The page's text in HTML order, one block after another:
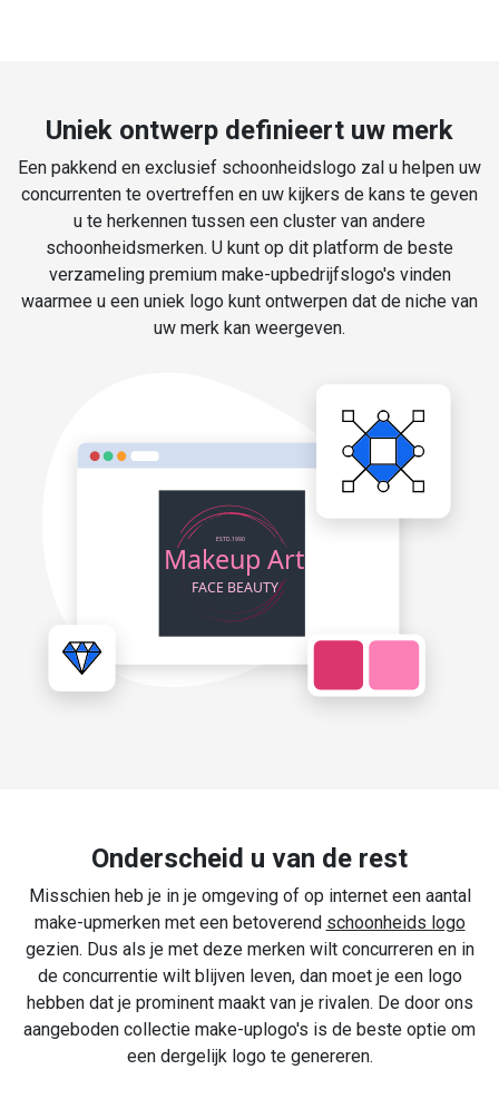
Uniek ontwerp definieert uw merk
Een pakkend en exclusief schoonheidslogo zal u helpen uw
concurrenten te overtreffen en uw kijkers de kans te geven
u te herkennen tussen een cluster van andere
schoonheidsmerken. U kunt op dit platform de beste
verzameling premium make-upbedrijfslogo's vinden
waarmee u een uniek logo kunt ontwerpen dat de niche van
uw merk kan weergeven.
Onderscheid u van de rest
Misschien heb je in je omgeving of op internet een aantal
make-upmerken met een betoverend schoonheids logo
gezien. Dus als je met deze merken wilt concurreren en in
de concurrentie wilt blijven leven, dan moet je een logo
hebben dat je prominent maakt van je rivalen. De door ons
aangeboden collectie make-uplogo's is de beste optie om
een dergelijk logo te genereren.